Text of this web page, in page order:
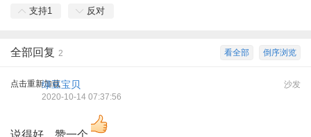
支持1 反对
倒序浏览
看全部
全部回复 2
点击重新加载 沙发
绿豆宝贝
2020-10-14 07:37:56
说得好，赞一个